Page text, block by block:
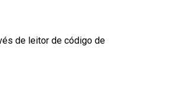
de leitor de código de